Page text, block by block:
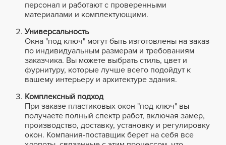
персонал и работают с проверенными
материалами и комплектующими.
Универсальность
Окна "под ключ" могут быть изготовлены на заказ
по индивидуальным размерам и требованиям
заказчика. Вы можете выбрать стиль, цвет и
фурнитуру, которые лучше всего подойдут к
вашему интерьеру и архитектуре здания.
Комплексный подход
При заказе пластиковых окон "под ключ" вы
получаете полный спектр работ, включая замер,
производство, доставку, установку и регулировку
окон. Компания-поставщик берет на себя все